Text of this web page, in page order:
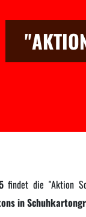
findet die "Aktion
in